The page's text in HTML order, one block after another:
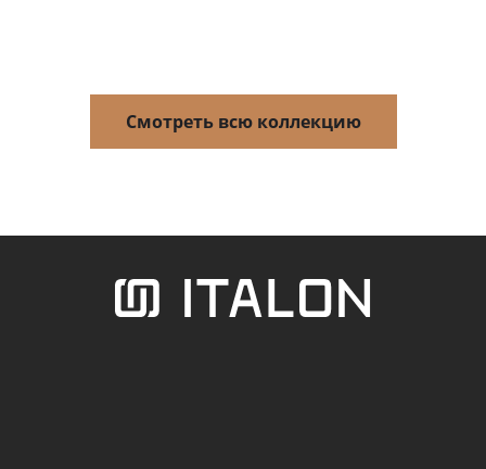
Смотреть всю коллекцию